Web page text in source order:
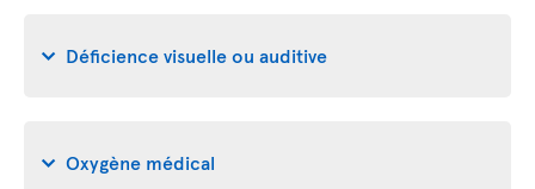
Déficience visuelle ou auditive
Oxygène médical